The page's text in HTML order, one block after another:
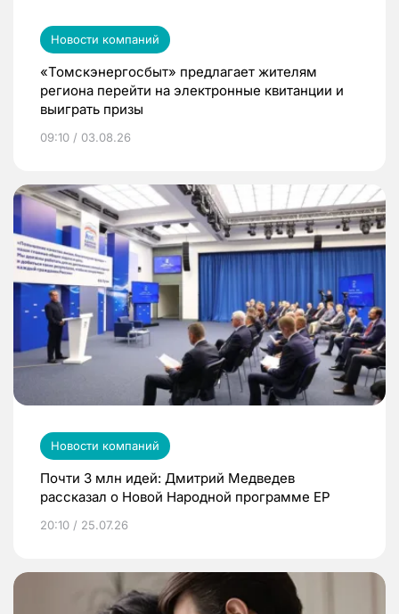
Новости компаний
«Томскэнергосбыт» предлагает жителям
региона перейти на электронные квитанции и
выиграть призы
09:10 / 03.08.26
Новости компаний
Почти 3 млн идей: Дмитрий Медведев
рассказал о Новой Народной программе ЕР
20:10 / 25.07.26